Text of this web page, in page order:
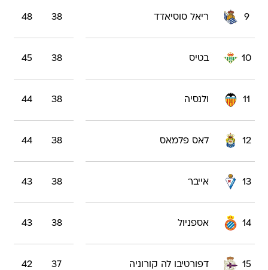
9 ריאל סוסיאדד 38
48
10 בטיס 38
45
11 ולנסיה 38
44
12 לאס פלמאס 38
44
13 אייבר 38
43
14 אספניול 38
43
15 דפורטיבו לה קורוניה 37
42